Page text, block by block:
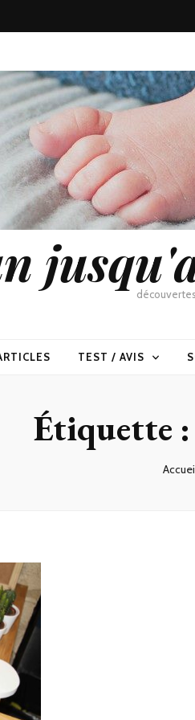
TEST / AVIS
Étiquette :